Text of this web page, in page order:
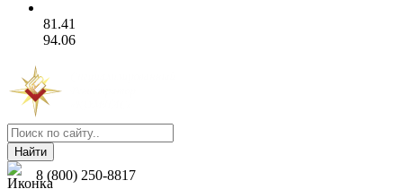
81.41
94.06
Найти
8 (800) 250-8817